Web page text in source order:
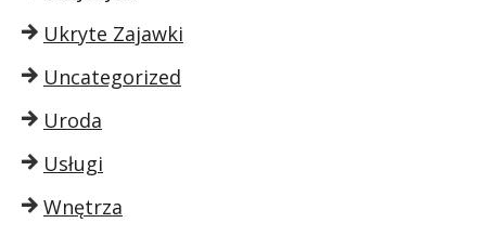
Ukryte Zajawki
Uncategorized
Uroda
Usługi
Wnętrza